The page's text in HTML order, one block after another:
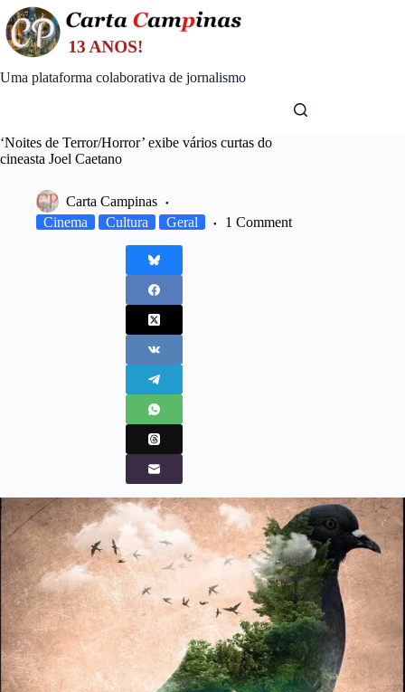
Skip
to
content
Uma plataforma colaborativa de jornalismo
‘Noites de Terror/Horror’ exibe vários curtas do
cineasta Joel Caetano
Carta Campinas
Cinema
Cultura Geral 1 Comment